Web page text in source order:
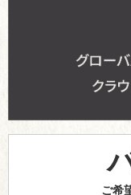
ご希